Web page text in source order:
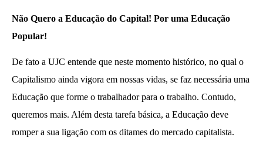
20 de Novembro - Dia da Consciência Negra
30 de
novembro
de 2013
wp-
Não Quero a Educação do Capital! Por uma Educação
Popular!
De fato a UJC entende que neste momento histórico, no qual o
Capitalismo ainda vigora em nossas vidas, se faz necessária uma
Educação que forme o trabalhador para o trabalho. Contudo,
queremos mais. Além desta tarefa básica, a Educação deve
romper a sua ligação com os ditames do mercado capitalista.